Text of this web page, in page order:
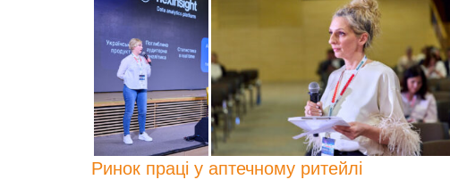
Ринок праці у аптечному ритейлі